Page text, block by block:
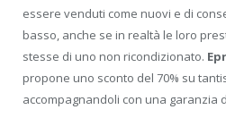
essere venduti come nuovi e di
basso, anche se in realtà le loro
stesse di uno non ricondizionato.
propone uno sconto del 70% su
accompagnandoli con una garanzia